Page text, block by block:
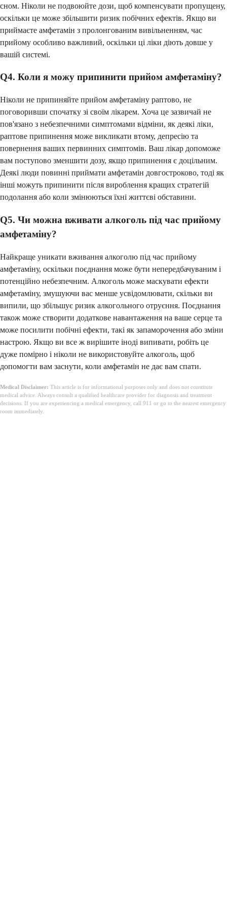
сном. Ніколи не подвоюйте дози, щоб компенсувати пропущену,
оскільки це може збільшити ризик побічних ефектів. Якщо ви
приймаєте амфетамін з пролонгованим вивільненням, час
прийому особливо важливий, оскільки ці ліки діють довше у
вашій системі.
Q4. Коли я можу припинити прийом амфетаміну?
Ніколи не припиняйте прийом амфетаміну раптово, не
поговоривши спочатку зі своїм лікарем. Хоча це зазвичай не
пов'язано з небезпечними симптомами відміни, як деякі ліки,
раптове припинення може викликати втому, депресію та
повернення ваших первинних симптомів. Ваш лікар допоможе
вам поступово зменшити дозу, якщо припинення є доцільним.
Деякі люди повинні приймати амфетамін довгостроково, тоді як
інші можуть припинити після вироблення кращих стратегій
подолання або коли змінюються їхні життєві обставини.
Q5. Чи можна вживати алкоголь під час прийому
амфетаміну?
Найкраще уникати вживання алкоголю під час прийому
амфетаміну, оскільки поєднання може бути непередбачуваним і
потенційно небезпечним. Алкоголь може маскувати ефекти
амфетаміну, змушуючи вас менше усвідомлювати, скільки ви
випили, що збільшує ризик алкогольного отруєння. Поєднання
також може створити додаткове навантаження на ваше серце та
може посилити побічні ефекти, такі як запаморочення або зміни
настрою. Якщо ви все ж вирішите іноді випивати, робіть це
дуже помірно і ніколи не використовуйте алкоголь, щоб
допомогти вам заснути, коли амфетамін не дає вам спати.
Medical Disclaimer: This article is for informational purposes only and does not constitute
medical advice. Always consult a qualified healthcare provider for diagnosis and treatment
decisions. If you are experiencing a medical emergency, call 911 or go to the nearest emergency
room immediately.